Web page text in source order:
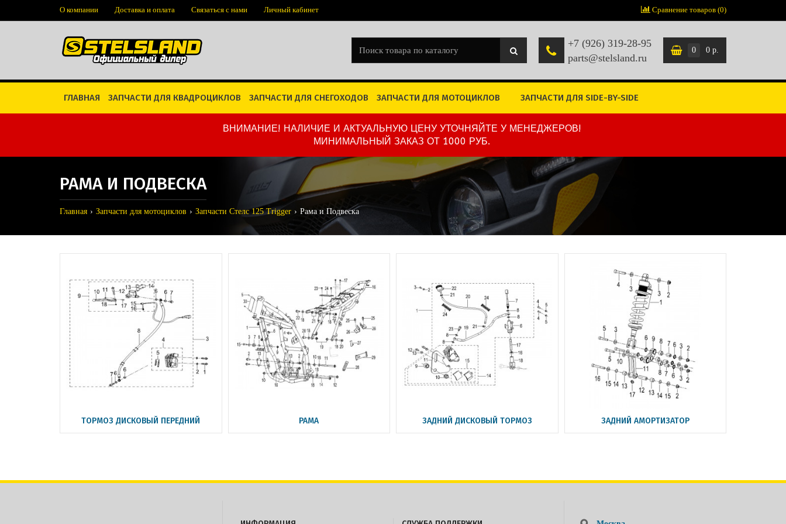
О компании Доставка и оплата Связаться с нами Личный кабинет Сравнение товаров (0)
+7 (926) 319-28-95
parts@stelsland.ru
0 0 р.
ГЛАВНАЯ ЗАПЧАСТИ ДЛЯ КВАДРОЦИКЛОВ ЗАПЧАСТИ ДЛЯ СНЕГОХОДОВ ЗАПЧАСТИ ДЛЯ МОТОЦИКЛОВ ЗАПЧАСТИ ДЛЯ SIDE-BY-SIDE
ВНИМАНИЕ! НАЛИЧИЕ И АКТУАЛЬНУЮ ЦЕНУ УТОЧНЯЙТЕ У МЕНЕДЖЕРОВ!
МИНИМАЛЬНЫЙ ЗАКАЗ ОТ 1000 РУБ.
РАМА И ПОДВЕСКА
Главная Запчасти для мотоциклов Запчасти Стелс 125 Trigger Рама и Подвеска
ТОРМОЗ ДИСКОВЫЙ ПЕРЕДНИЙ РАМА ЗАДНИЙ ДИСКОВЫЙ ТОРМОЗ ЗАДНИЙ АМОРТИЗАТОР